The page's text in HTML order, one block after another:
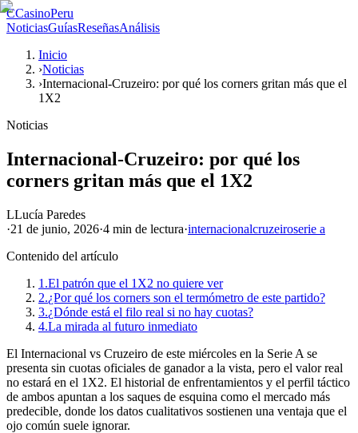
CCasinoPeru
NoticiasGuíasReseñasAnálisis
Inicio
›Noticias
›Internacional-Cruzeiro: por qué los corners gritan más que el
1X2
Noticias
Internacional-Cruzeiro: por qué los
corners gritan más que el 1X2
LLucía Paredes
·21 de junio, 2026·4 min de lectura·internacionalcruzeiroserie a
Contenido del artículo
1.El patrón que el 1X2 no quiere ver
2.¿Por qué los corners son el termómetro de este partido?
3.¿Dónde está el filo real si no hay cuotas?
4.La mirada al futuro inmediato
El Internacional vs Cruzeiro de este miércoles en la Serie A se
presenta sin cuotas oficiales de ganador a la vista, pero el valor real
no estará en el 1X2. El historial de enfrentamientos y el perfil táctico
de ambos apuntan a los saques de esquina como el mercado más
predecible, donde los datos cualitativos sostienen una ventaja que el
ojo común suele ignorar.